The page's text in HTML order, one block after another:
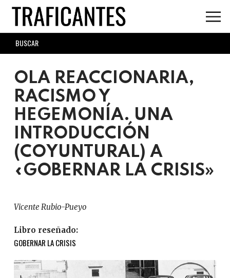
Skip
main
content
SEARCH
FORM
OLA REACCIONARIA,
RACISMO Y
HEGEMONÍA. UNA
INTRODUCCIÓN
(COYUNTURAL) A
«GOBERNAR LA CRISIS»
Vicente Rubio-Pueyo
Libro reseñado:
GOBERNAR LA CRISIS